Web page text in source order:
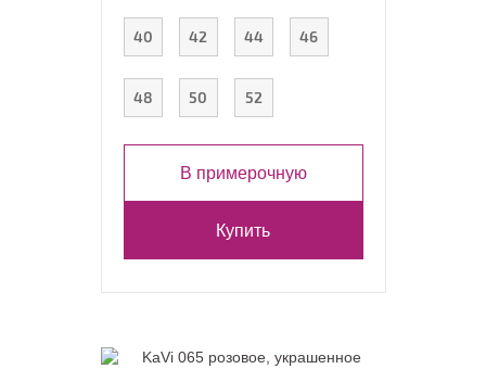
40 42 44 46
48 50 52
В примерочную
Купить